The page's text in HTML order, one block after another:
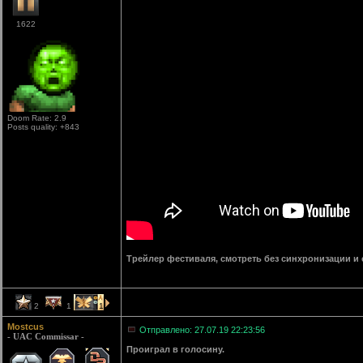
1622
Doom Rate: 2.9
Posts quality: +843
Трейлер фестиваля, смотреть без синхронизации и
2 1 1
Mostcus
- UAC Commissar -
Отправлено: 27.07.19 22:23:56
Проиграл в голосину.